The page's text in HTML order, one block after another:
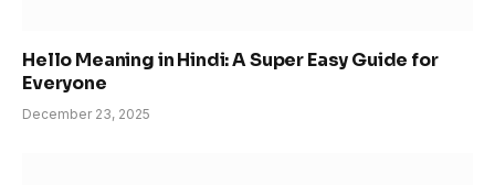
Hello Meaning in Hindi: A Super Easy Guide for
Everyone
December 23, 2025